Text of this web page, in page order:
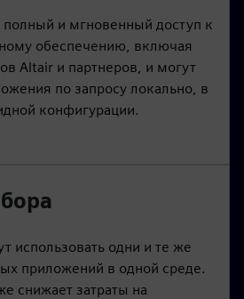
и мгновенный доступ к
обеспечению, включая
Altair и партнеров, и могут
по запросу локально, в
конфигурации.
использовать одни и те же
приложений в одной среде.
снижает затраты на